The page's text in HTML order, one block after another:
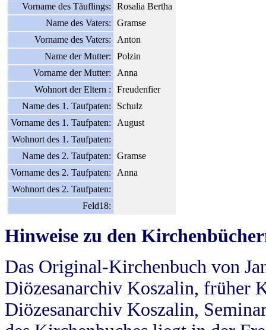
Vorname des Täuflings:
Rosalia Bertha
Name des Vaters:
Gramse
Vorname des Vaters:
Anton
Name der Mutter:
Polzin
Vorname der Mutter:
Anna
Wohnort der Eltern :
Freudenfier
Name des 1. Taufpaten:
Schulz
Vorname des 1. Taufpaten:
August
Wohnort des 1. Taufpaten:
Name des 2. Taufpaten:
Gramse
Vorname des 2. Taufpaten:
Anna
Wohnort des 2. Taufpaten:
Feld18:
Hinweise zu den
Das Original-Kirchenbuch von
Diözesanarchiv Koszalin, früher
Diözesanarchiv Koszalin,